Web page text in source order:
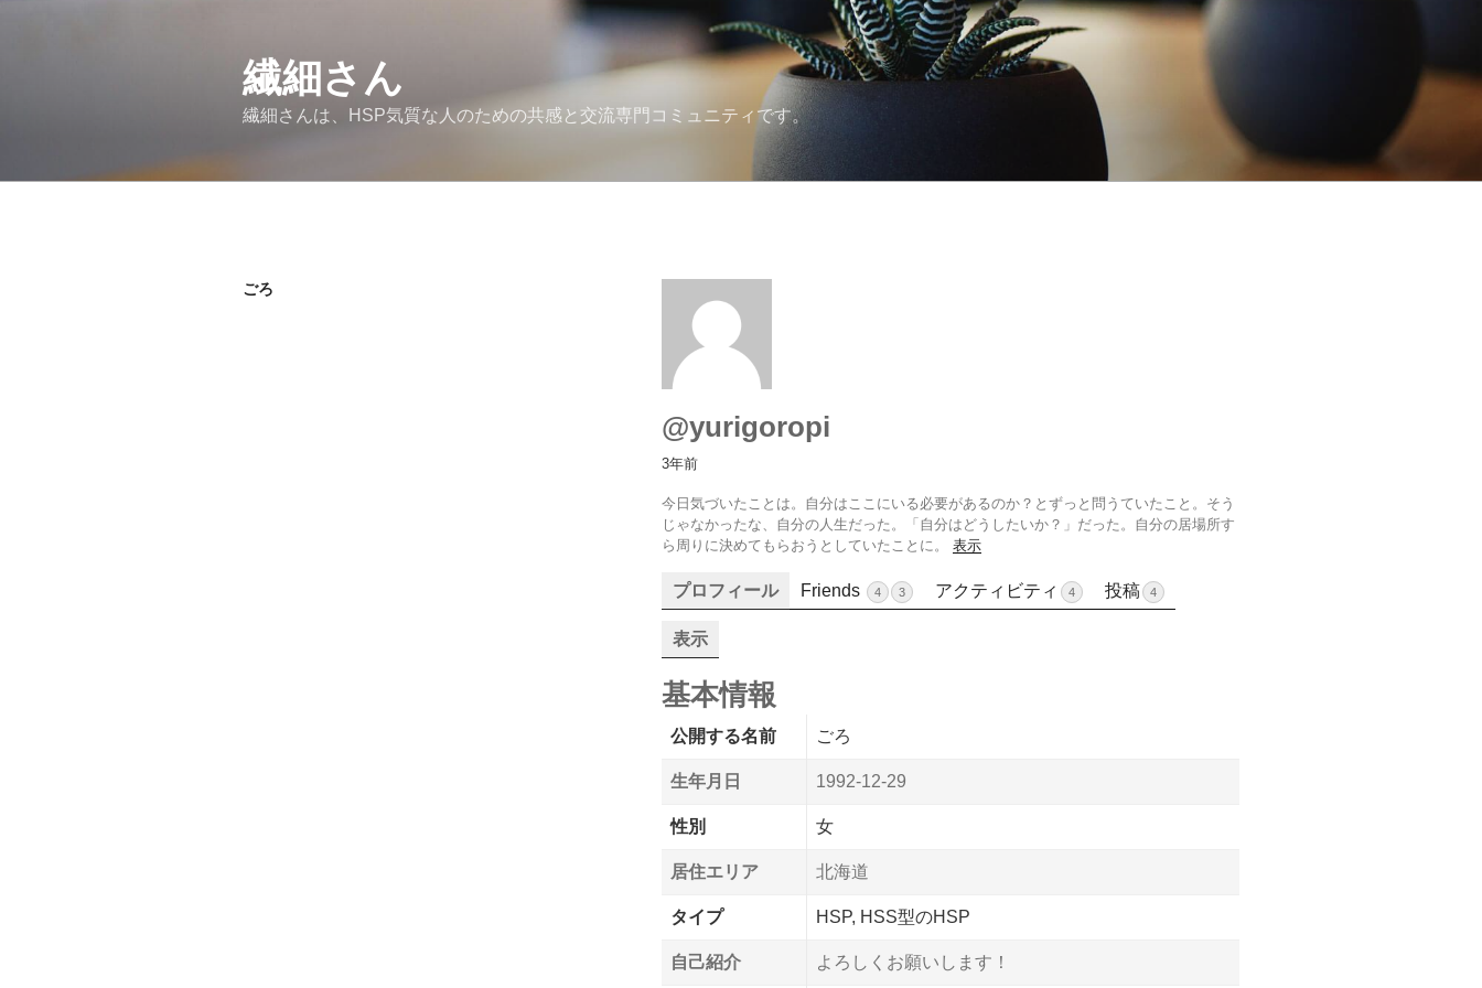
繊細さん
繊細さんは、HSP気質な人のための共感と交流専門コミュニティです。
ごろ
@yurigoropi
3年前
今日気づいたことは。自分はここにいる必要があるのか？とずっと問うていたこと。そう
じゃなかったな、自分の人生だった。「自分はどうしたいか？」だった。自分の居場所す
ら周りに決めてもらおうとしていたことに。 表示
プロフィール Friends 4 3 アクティビティ 4 投稿 4
表示
基本情報
公開する名前 ごろ
生年月日 1992-12-29
性別 女
居住エリア 北海道
タイプ HSP, HSS型のHSP
自己紹介 よろしくお願いします！